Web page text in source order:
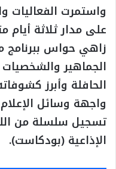
واستمرت الفعاليات
على مدار ثلاثة أيام
زاهي حواس
الجماهير
الحافلة وأبرز
واجهة وسائل الإعلام
تسجيل سلسلة من
الإذاعية (بودكاست).